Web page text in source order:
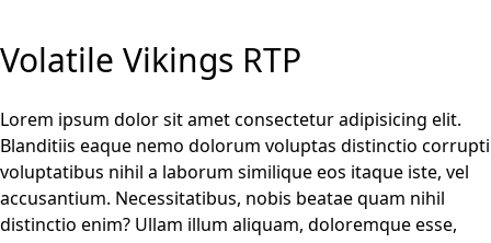
Volatile Vikings RTP
Lorem ipsum dolor sit amet consectetur adipisicing elit.
Blanditiis eaque nemo dolorum voluptas distinctio corrupti
voluptatibus nihil a laborum similique eos itaque iste, vel
accusantium. Necessitatibus, nobis beatae quam nihil
distinctio enim? Ullam illum aliquam, doloremque esse,